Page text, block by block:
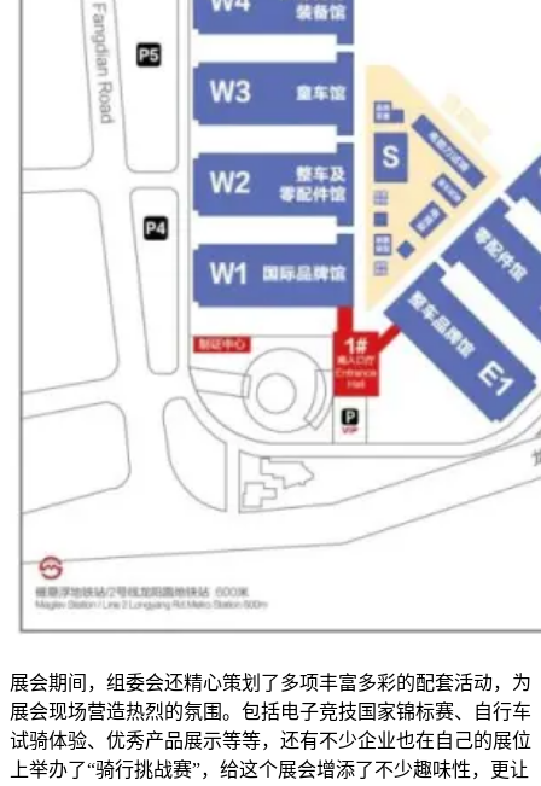
展会期间，组委会还精心策划了多项丰富多彩的配套活动，为
展会现场营造热烈的氛围。包括电子竞技国家锦标赛、自行车
试骑体验、优秀产品展示等等，还有不少企业也在自己的展位
上举办了“骑行挑战赛”，给这个展会增添了不少趣味性，更让